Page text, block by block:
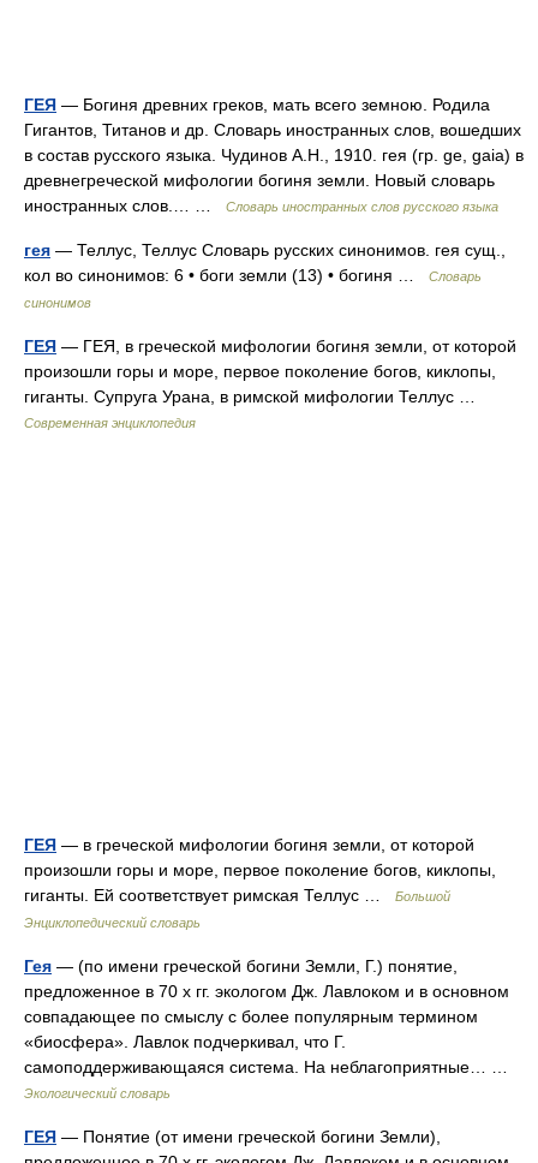
ГЕЯ — Богиня древних греков, мать всего земною. Родила
Гигантов, Титанов и др. Словарь иностранных слов, вошедших
в состав русского языка. Чудинов А.Н., 1910. гея (гр. ge, gaia) в
древнегреческой мифологии богиня земли. Новый словарь
иностранных слов.… …
Словарь иностранных слов русского языка
гея — Теллус, Теллус Словарь русских синонимов. гея сущ.,
кол во синонимов: 6 • боги земли (13) • богиня …
Словарь
синонимов
ГЕЯ — ГЕЯ, в греческой мифологии богиня земли, от которой
произошли горы и море, первое поколение богов, киклопы,
гиганты. Супруга Урана, в римской мифологии Теллус …
Современная энциклопедия
ГЕЯ — в греческой мифологии богиня земли, от которой
произошли горы и море, первое поколение богов, киклопы,
гиганты. Ей соответствует римская Теллус …
Большой
Энциклопедический словарь
Гея — (по имени греческой богини Земли, Г.) понятие,
предложенное в 70 х гг. экологом Дж. Лавлоком и в основном
совпадающее по смыслу с более популярным термином
«биосфера». Лавлок подчеркивал, что Г.
самоподдерживающаяся система. На неблагоприятные… …
Экологический словарь
ГЕЯ — Понятие (от имени греческой богини Земли),